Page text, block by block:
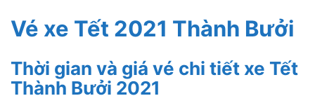
Vé xe Tết 2021 Thành Bưởi
Thời gian và giá vé chi tiết xe Tết
Thành Bưởi 2021